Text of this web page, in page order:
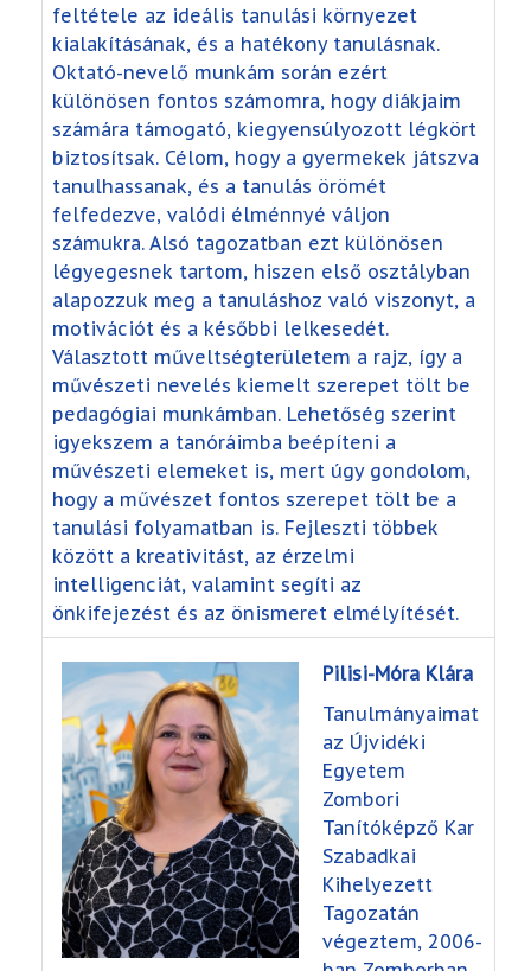
feltétele az ideális tanulási környezet
kialakításának, és a hatékony tanulásnak.
Oktató-nevelő munkám során ezért
különösen fontos számomra, hogy diákjaim
számára támogató, kiegyensúlyozott légkört
biztosítsak. Célom, hogy a gyermekek játszva
tanulhassanak, és a tanulás örömét
felfedezve, valódi élménnyé váljon
számukra. Alsó tagozatban ezt különösen
légyegesnek tartom, hiszen első osztályban
alapozzuk meg a tanuláshoz való viszonyt, a
motivációt és a későbbi lelkesedét.
Választott műveltségterületem a rajz, így a
művészeti nevelés kiemelt szerepet tölt be
pedagógiai munkámban. Lehetőség szerint
igyekszem a tanóráimba beépíteni a
művészeti elemeket is, mert úgy gondolom,
hogy a művészet fontos szerepet tölt be a
tanulási folyamatban is. Fejleszti többek
között a kreativitást, az érzelmi
intelligenciát, valamint segíti az
önkifejezést és az önismeret elmélyítését.
Pilisi-Móra Klára
Tanulmányaimat
az Újvidéki
Egyetem
Zombori
Tanítóképző Kar
Szabadkai
Kihelyezett
Tagozatán
végeztem, 2006-